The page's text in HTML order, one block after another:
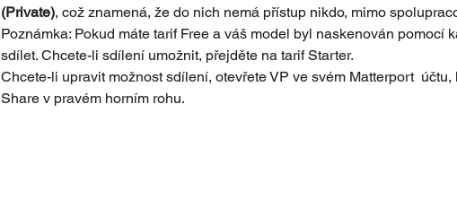
(Private), což znamená, že do nich nemá přístup nikdo, mimo
Poznámka: Pokud máte tarif Free a váš model byl naskenován pomocí
sdílet. Chcete-li sdílení umožnit, přejděte na tarif Starter.
Chcete-li upravit možnost sdílení, otevřete VP ve svém Matterport
Share v pravém horním rohu.